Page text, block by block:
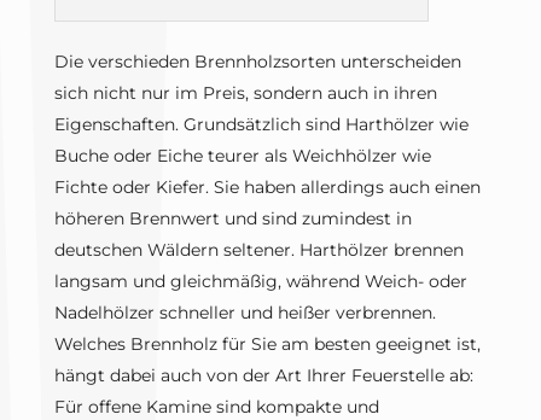
Die verschieden Brennholzsorten unterscheiden
sich nicht nur im Preis, sondern auch in ihren
Eigenschaften. Grundsätzlich sind Harthölzer wie
Buche oder Eiche teurer als Weichhölzer wie
Fichte oder Kiefer. Sie haben allerdings auch einen
höheren Brennwert und sind zumindest in
deutschen Wäldern seltener. Harthölzer brennen
langsam und gleichmäßig, während Weich- oder
Nadelhölzer schneller und heißer verbrennen.
Welches Brennholz für Sie am besten geeignet ist,
hängt dabei auch von der Art Ihrer Feuerstelle ab:
Für offene Kamine sind kompakte und